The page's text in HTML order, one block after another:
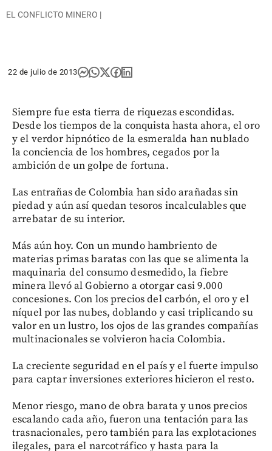
EL CONFLICTO MINERO |
22 de julio de 2013
Siempre fue esta tierra de riquezas escondidas.
Desde los tiempos de la conquista hasta ahora, el oro
y el verdor hipnótico de la esmeralda han nublado
la conciencia de los hombres, cegados por la
ambición de un golpe de fortuna.
Las entrañas de Colombia han sido arañadas sin
piedad y aún así quedan tesoros incalculables que
arrebatar de su interior.
Más aún hoy. Con un mundo hambriento de
materias primas baratas con las que se alimenta la
maquinaria del consumo desmedido, la fiebre
minera llevó al Gobierno a otorgar casi 9.000
concesiones. Con los precios del carbón, el oro y el
níquel por las nubes, doblando y casi triplicando su
valor en un lustro, los ojos de las grandes compañías
multinacionales se volvieron hacia Colombia.
La creciente seguridad en el país y el fuerte impulso
para captar inversiones exteriores hicieron el resto.
Menor riesgo, mano de obra barata y unos precios
escalando cada año, fueron una tentación para las
trasnacionales, pero también para las explotaciones
ilegales, para el narcotráfico y hasta para la